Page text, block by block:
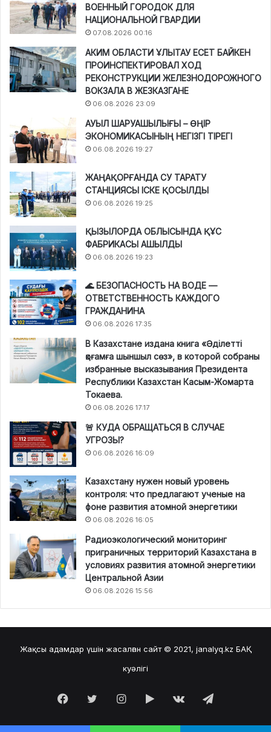
ВОЕННЫЙ ГОРОДОК ДЛЯ
НАЦИОНАЛЬНОЙ ГВАРДИИ
07.08.2026 00:16
АКИМ ОБЛАСТИ ҰЛЫТАУ ЕСЕТ БАЙКЕН
ПРОИНСПЕКТИРОВАЛ ХОД
РЕКОНСТРУКЦИИ ЖЕЛЕЗНОДОРОЖНОГО
ВОКЗАЛА В ЖЕЗКАЗГАНЕ
06.08.2026 23:09
АУЫЛ ШАРУАШЫЛЫҒЫ – ӨҢІР
ЭКОНОМИКАСЫНЫҢ НЕГІЗГІ ТІРЕГІ
06.08.2026 19:27
ЖАҢАҚОРҒАНДА СУ ТАРАТУ
СТАНЦИЯСЫ ІСКЕ ҚОСЫЛДЫ
06.08.2026 19:25
ҚЫЗЫЛОРДА ОБЛЫСЫНДА ҚҰС
ФАБРИКАСЫ АШЫЛДЫ
06.08.2026 19:23
🌊 БЕЗОПАСНОСТЬ НА ВОДЕ —
ОТВЕТСТВЕННОСТЬ КАЖДОГО
ГРАЖДАНИНА
06.08.2026 17:35
В Казахстане издана книга «Әділетті
қоғамға шыншыл сөз», в которой собраны
избранные высказывания Президента
Республики Казахстан Касым-Жомарта
Токаева.
06.08.2026 17:17
🚨 КУДА ОБРАЩАТЬСЯ В СЛУЧАЕ
УГРОЗЫ?
06.08.2026 16:09
Казахстану нужен новый уровень
контроля: что предлагают ученые на
фоне развития атомной энергетики
06.08.2026 16:05
Радиоэкологический мониторинг
приграничных территорий Казахстана в
условиях развития атомной энергетики
Центральной Азии
06.08.2026 15:56
Жақсы адамдар үшін жасалған сайт © 2021, janalyq.kz БАҚ
куәлігі
Facebook
TwitterInstagram
Google
Play
vk.com